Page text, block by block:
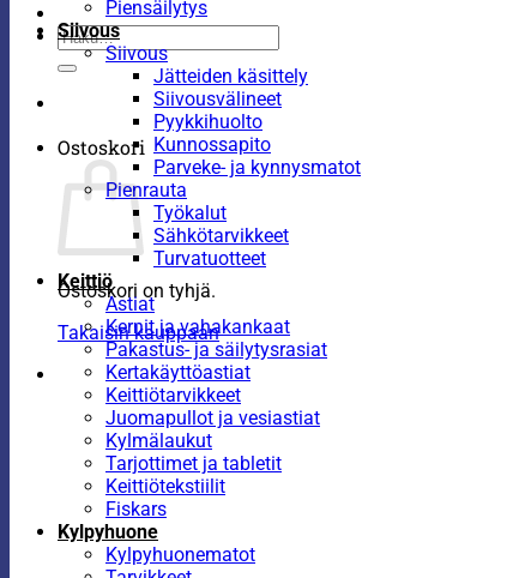
Etsi:
Ostoskori
Ostoskori on tyhjä.
Takaisin kauppaan
Piensäilytys
Siivous
Siivous
Jätteiden käsittely
Siivousvälineet
Pyykkihuolto
Kunnossapito
Parveke- ja kynnysmatot
Pienrauta
Työkalut
Sähkötarvikkeet
Turvatuotteet
Keittiö
Astiat
Kernit ja vahakankaat
Pakastus- ja säilytysrasiat
Kertakäyttöastiat
Keittiötarvikkeet
Juomapullot ja vesiastiat
Kylmälaukut
Tarjottimet ja tabletit
Keittiötekstiilit
Fiskars
Kylpyhuone
Kylpyhuonematot